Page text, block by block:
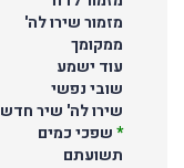
מזמור שירו לה'
ממקומך
עוד ישמע
שובי נפשי
שירו לה' שיר חדש
*שפכי כמים
תשועתם